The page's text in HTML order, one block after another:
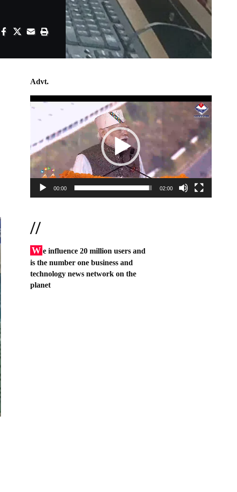
Advt.
Video
00:00 02:00
//
W e influence 20 million users and
is the number one business and
technology news network on the
planet